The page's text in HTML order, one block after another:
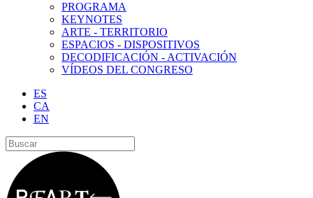
PROGRAMA
KEYNOTES
ARTE - TERRITORIO
ESPACIOS - DISPOSITIVOS
DECODIFICACIÓN - ACTIVACIÓN
VÍDEOS DEL CONGRESO
ES
CA
EN